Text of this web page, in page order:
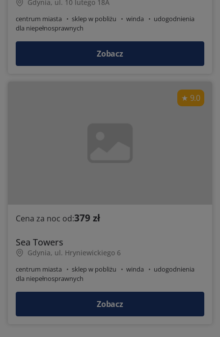
Gdynia, ul. 10 lutego 18A
centrum miasta sklep w pobliżu winda
udogodnienia
dla niepełnosprawnych
Zobacz
9.0
Cena za noc od:379 zł
Sea Towers
Gdynia, ul. Hryniewickiego 6
centrum miasta sklep w pobliżu winda
udogodnienia
dla niepełnosprawnych
Zobacz